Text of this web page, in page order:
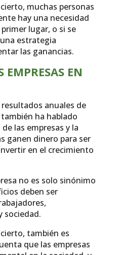
muchas personas
hay una necesidad
lugar, o si se
estrategia
las ganancias.
EMPRESAS EN
anuales de
ha hablado
las empresas y la
ganen dinero para ser
en el crecimiento
no es solo sinónimo
deben ser
sociedad.
también es
que las empresas